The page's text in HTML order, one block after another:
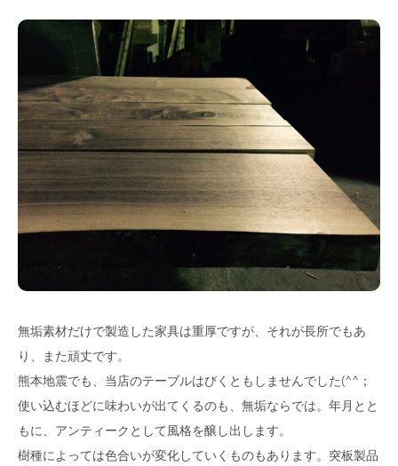
無垢素材だけで製造した家具は重厚ですが、それが長所でもあ
り、また頑丈です。
熊本地震でも、当店のテーブルはびくともしませんでした(^^；
使い込むほどに味わいが出てくるのも、無垢ならでは。年月とと
もに、アンティークとして風格を醸し出します。
樹種によっては色合いが変化していくものもあります。突板製品